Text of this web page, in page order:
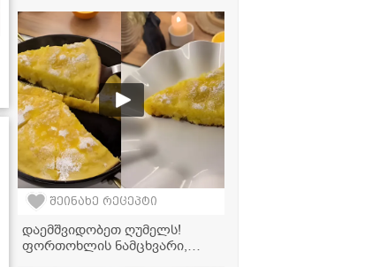
ფეტათი
შეინახე რეცეპტი
დაემშვიდობეთ ღუმელს!
ფორთოხლის ნამცხვარი,